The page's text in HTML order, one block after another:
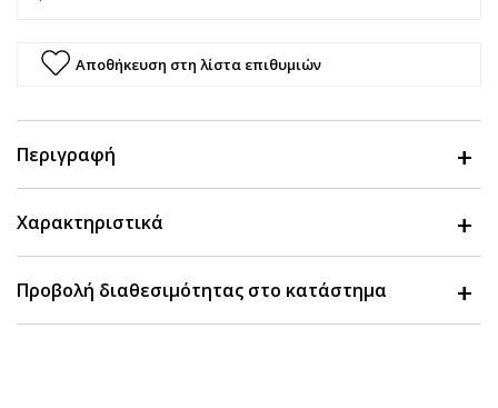
Αποθήκευση στη λίστα επιθυμιών
Περιγραφή
Χαρακτηριστικά
Προβολή διαθεσιμότητας στο κατάστημα